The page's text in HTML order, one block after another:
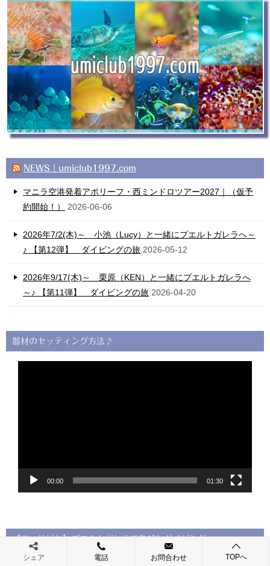
NEWS｜umiclub1997.com
マニラ空港発着アポリーフ・西ミンドロツアー2027｜（仮予
約開始！）
2026-06-06
2026年7/2(木)～ 小池（Lucy）と一緒にプエルトガレラへ～
♪ 【第12弾】 ダイビングの旅 2026-05-12
2026年9/17(木)～ 栗原（KEN）と一緒にプエルトガレラへ
～♪ 【第11弾】 ダイビングの旅 2026-04-20
器材のセッティング方法♪
00:00 01:30
【フィリピン】プエルトガレラで年越しダイビング
シェア 電話 お問合わせ TOPへ